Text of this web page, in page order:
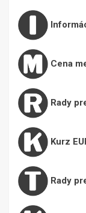
Cena
Rady
Kurz
Rady